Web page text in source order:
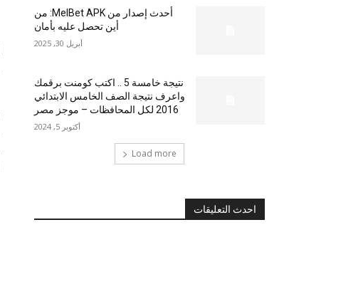
أحدث إصدار من MelBet APK: من
أين تحصل عليه بأمان
أبريل 30, 2025
نتيجة خامسة 5 .. اكتب كومنت برقمك
واعرف نتيجة الصف الخامس الابتدائي
2016 لكل المحافظات – موجز مصر
أكتوبر 5, 2024
Load more
احدث التعليقات